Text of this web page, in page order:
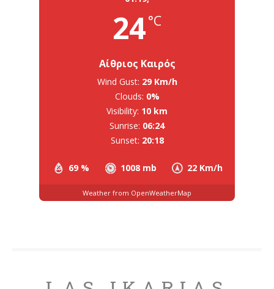
24°C
Αίθριος Καιρός
69 % 1008 mb 22 Km/h
Wind Gust: 29 Km/h
Clouds: 0%
Visibility: 10 km
Sunrise: 06:24
Sunset: 20:18
Weather from OpenWeatherMap